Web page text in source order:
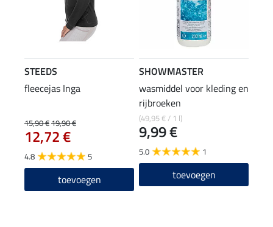
STEEDS
fleecejas Inga
15,90 €19,90 €
12,72 €
4.8 5
toevoegen
SHOWMASTER
wasmiddel voor kleding en
rijbroeken
(49,95 € / 1 l)
9,99 €
5.0 1
toevoegen